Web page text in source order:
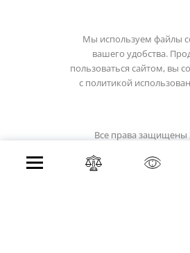
Мы используем файлы
вашего удобства.
пользоваться сайтом, вы
с политикой
Все права защищены